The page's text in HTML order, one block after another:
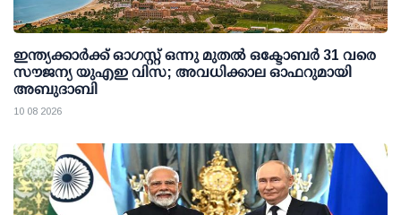
ഇന്ത്യക്കാര്‍ക്ക് ഓഗസ്റ്റ് ഒന്നു മുതല്‍ ഒക്ടോബര്‍ 31 വരെ
സൗജന്യ യുഎഇ വിസ; അവധിക്കാല ഓഫറുമായി
അബുദാബി
10 08 2026